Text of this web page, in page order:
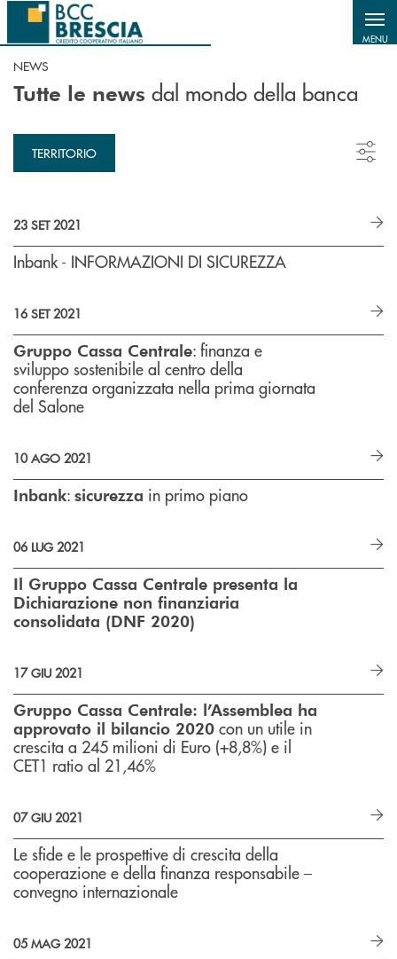
Salta al contenuto principale
MENU
NEWS
Tutte le news dal mondo della banca
TERRITORIO
23 SET 2021
Inbank - INFORMAZIONI DI SICUREZZA
16 SET 2021
Gruppo Cassa Centrale: finanza e
sviluppo sostenibile al centro della
conferenza organizzata nella prima giornata
del Salone
10 AGO 2021
Inbank: sicurezza in primo piano
06 LUG 2021
Il Gruppo Cassa Centrale presenta la
Dichiarazione non finanziaria
consolidata (DNF 2020)
17 GIU 2021
Gruppo Cassa Centrale: l’Assemblea ha
approvato il bilancio 2020 con un utile in
crescita a 245 milioni di Euro (+8,8%) e il
CET1 ratio al 21,46%
07 GIU 2021
Le sfide e le prospettive di crescita della
cooperazione e della finanza responsabile –
convegno internazionale
05 MAG 2021